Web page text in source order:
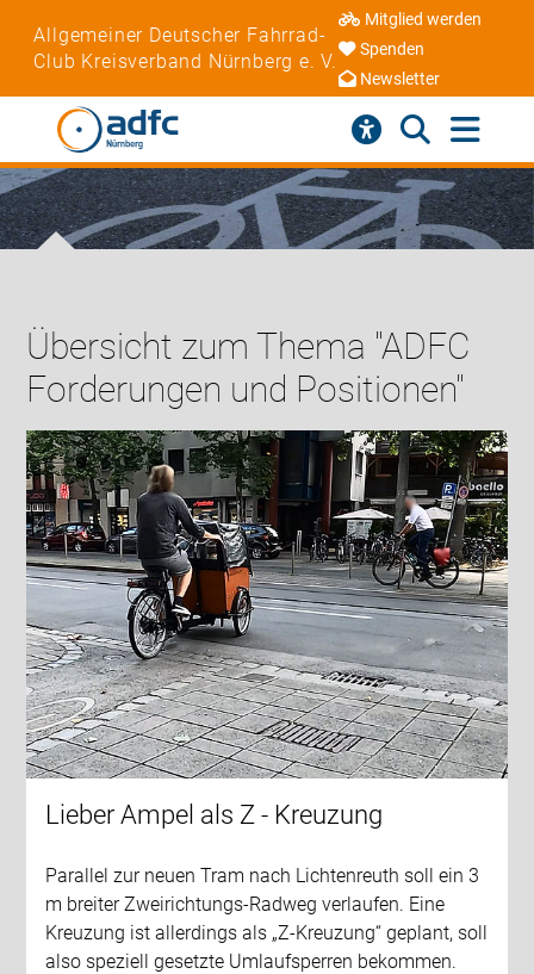
Allgemeiner Deutscher Fahrrad-
Club Kreisverband Nürnberg e. V.
Mitglied werden
Spenden
Newsletter
Übersicht zum Thema "ADFC
Forderungen und Positionen"
Lieber Ampel als Z - Kreuzung
Parallel zur neuen Tram nach Lichtenreuth soll ein 3
m breiter Zweirichtungs-Radweg verlaufen. Eine
Kreuzung ist allerdings als „Z-Kreuzung“ geplant, soll
also speziell gesetzte Umlaufsperren bekommen.